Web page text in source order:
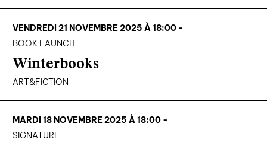
VENDREDI 21 NOVEMBRE 2025 À 18:00 -
BOOK LAUNCH
Winterbooks
ART&FICTION
MARDI 18 NOVEMBRE 2025 À 18:00 -
SIGNATURE